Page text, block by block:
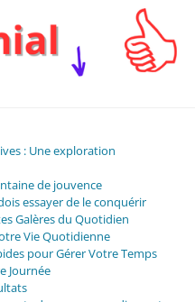
: Une exploration
de jouvence
essayer de le conquérir
Galères du Quotidien
Vie Quotidienne
pour Gérer Votre Temps
Journée